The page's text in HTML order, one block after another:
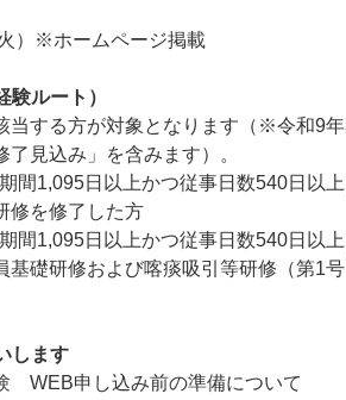
）※ホームページ掲載
験ルート）
当する方が対象となります（※令和9
了見込み」を含みます）。
間1,095日以上かつ従事日数540日以
修を修了した方
間1,095日以上かつ従事日数540日以
基礎研修および喀痰吸引等研修（第1
します
WEB申し込み前の準備について